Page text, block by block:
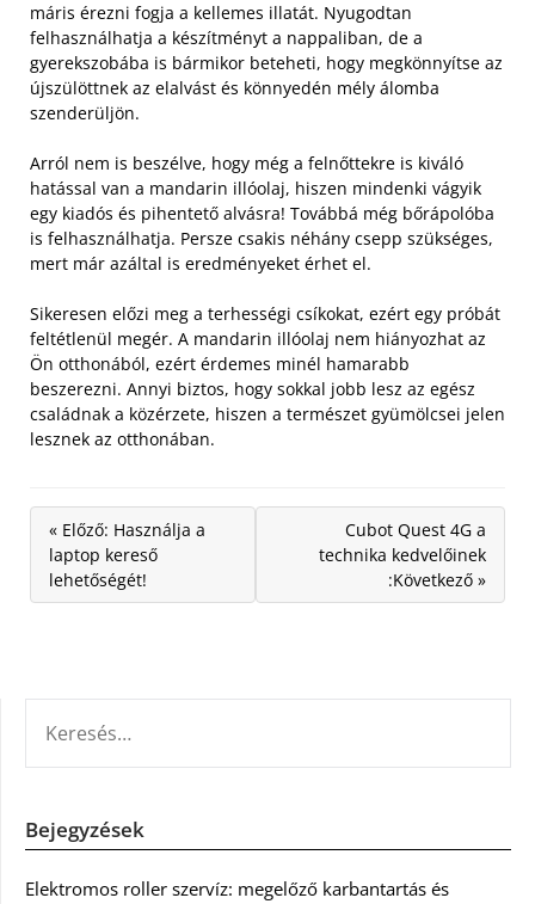
máris érezni fogja a kellemes illatát. Nyugodtan
felhasználhatja a készítményt a nappaliban, de a
gyerekszobába is bármikor beteheti, hogy megkönnyítse az
újszülöttnek az elalvást és könnyedén mély álomba
szenderüljön.
Arról nem is beszélve, hogy még a felnőttekre is kiváló
hatással van a mandarin illóolaj, hiszen mindenki vágyik
egy kiadós és pihentető alvásra! Továbbá még bőrápolóba
is felhasználhatja. Persze csakis néhány csepp szükséges,
mert már azáltal is eredményeket érhet el.
Sikeresen előzi meg a terhességi csíkokat, ezért egy próbát
feltétlenül megér. A mandarin illóolaj nem hiányozhat az
Ön otthonából, ezért érdemes minél hamarabb
beszerezni. Annyi biztos, hogy sokkal jobb lesz az egész
családnak a közérzete, hiszen a természet gyümölcsei jelen
lesznek az otthonában.
« Előző: Használja a
laptop kereső
lehetőségét!
Cubot Quest 4G a
technika kedvelőinek
:Következő »
Bejegyzések
Elektromos roller szervíz: megelőző karbantartás és